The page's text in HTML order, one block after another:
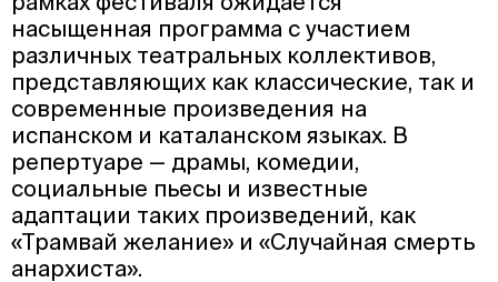
насыщенная программа с участием
различных театральных коллективов,
представляющих как классические, так и
современные произведения на
испанском и каталанском языках. В
репертуаре — драмы, комедии,
социальные пьесы и известные
адаптации таких произведений, как
«Трамвай желание» и «Случайная смерть
анархиста».